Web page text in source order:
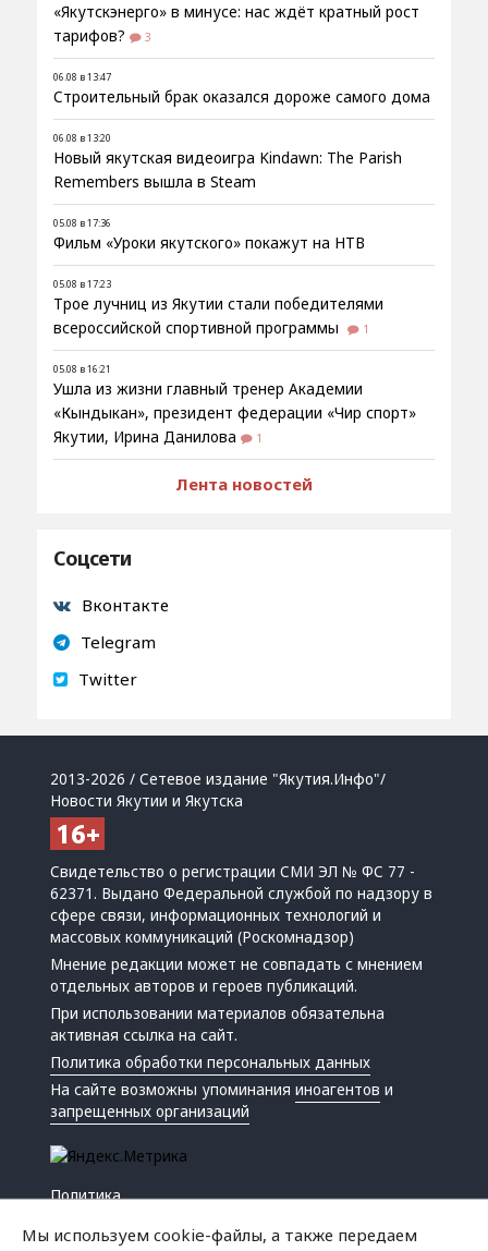
«Якутскэнерго» в минусе: нас ждёт кратный рост
тарифов?
3
06.08 в 13:47
Строительный брак оказался дороже самого дома
06.08 в 13:20
Новый якутская видеоигра Kindawn: The Parish
Remembers вышла в Steam
05.08 в 17:36
Фильм «Уроки якутского» покажут на НТВ
05.08 в 17:23
Трое лучниц из Якутии стали победителями
всероссийской спортивной программы
1
05.08 в 16:21
Ушла из жизни главный тренер Академии
«Кындыкан», президент федерации «Чир спорт»
Якутии, Ирина Данилова
1
Лента новостей
Соцсети
Вконтакте
Telegram
Twitter
2013-2026 / Сетевое издание "Якутия.Инфо"/
Новости Якутии и Якутска
Свидетельство о регистрации СМИ ЭЛ № ФС 77 -
62371. Выдано Федеральной службой по надзору в
сфере связи, информационных технологий и
массовых коммуникаций (Роскомнадзор)
Мнение редакции может не совпадать с мнением
отдельных авторов и героев публикаций.
При использовании материалов обязательна
активная ссылка на сайт.
Политика обработки персональных данных
На сайте возможны упоминанияиноагентов и
запрещенных организаций
Политика
Мы используем cookie-файлы, а также передаем